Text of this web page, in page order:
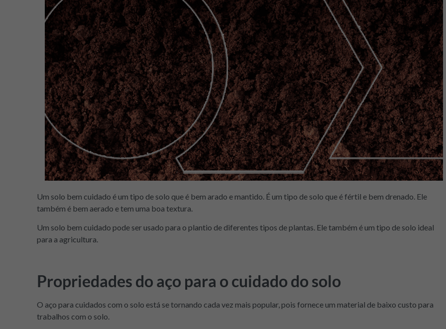
Um solo bem cuidado é um tipo de solo que é bem arado e mantido. É um tipo de solo que é fértil e bem drenado. Ele
também é bem aerado e tem uma boa textura.
Um solo bem cuidado pode ser usado para o plantio de diferentes tipos de plantas. Ele também é um tipo de solo ideal
para a agricultura.
Propriedades do aço para o cuidado do solo
O aço para cuidados com o solo está se tornando cada vez mais popular, pois fornece um material de baixo custo para
trabalhos com o solo.